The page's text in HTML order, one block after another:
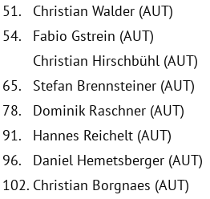
51.
Christian Walder (AUT)
54.
Fabio Gstrein (AUT)
Christian Hirschbühl (AUT)
65.
Stefan Brennsteiner (AUT)
78.
Dominik Raschner (AUT)
91.
Hannes Reichelt (AUT)
96.
Daniel Hemetsberger (AUT)
102. Christian Borgnaes (AUT)